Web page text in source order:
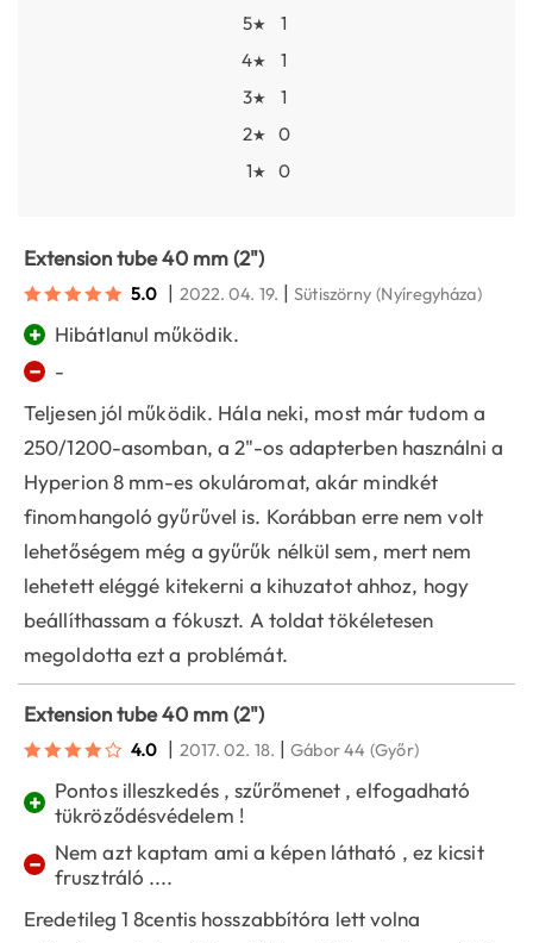
5★
1
4★
1
3★
1
2★
0
1★ 0
Extension tube 40 mm (2")
5.0 | 2022. 04. 19. |Sütiszörny (Nyíregyháza)
+ Hibátlanul működik.
−
-
Teljesen jól működik. Hála neki, most már tudom a
250/1200-asomban, a 2"-os adapterben használni a
Hyperion 8 mm-es okuláromat, akár mindkét
finomhangoló gyűrűvel is. Korábban erre nem volt
lehetőségem még a gyűrűk nélkül sem, mert nem
lehetett eléggé kitekerni a kihuzatot ahhoz, hogy
beállíthassam a fókuszt. A toldat tökéletesen
megoldotta ezt a problémát.
Extension tube 40 mm (2")
4.0 | 2017. 02. 18. |Gábor 44 (Győr)
+
Pontos illeszkedés , szűrőmenet , elfogadható
tükröződésvédelem !
−
Nem azt kaptam ami a képen látható , ez kicsit
frusztráló ....
Eredetileg 1 8centis hosszabbítóra lett volna